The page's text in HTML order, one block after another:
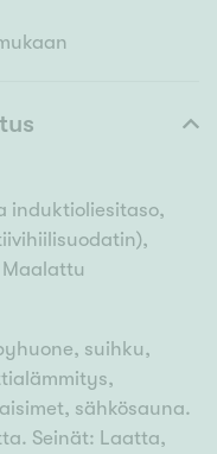
induktioliesitaso,
suihku,
sähkösauna.
Seinät: Laatta,